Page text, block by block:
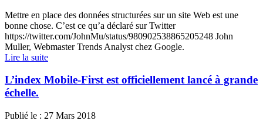
Mettre en place des données structurées sur un site Web est une
bonne chose. C’est ce qu’a déclaré sur Twitter
https://twitter.com/JohnMu/status/980902538865205248 John
Muller, Webmaster Trends Analyst chez Google.
Lire la suite
L’index Mobile-First est officiellement lancé à grande
échelle.
Publié le : 27 Mars 2018